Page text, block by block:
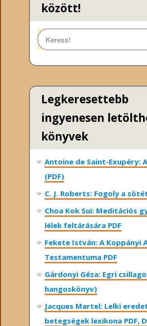
között!
Legkeresettebb
ingyenesen
könyvek
Antoine de Saint-Exupéry:
(PDF)
C. J. Roberts: Fogoly a
Choa Kok Sui: Meditációs
lélek feltárására PDF
Fekete István: A Koppányi
Testamentuma PDF
Gárdonyi Géza: Egri
hangoskönyv)
Jacques Martel: Lelki
betegségek lexikona PDF,